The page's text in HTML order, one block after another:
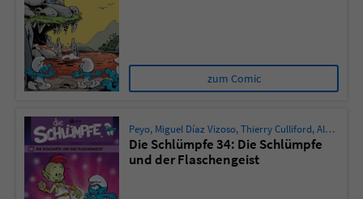
zum Comic
Peyo, Miguel Díaz Vizoso,Thierry Culliford,Alain Jost
Die Schlümpfe 34: Die Schlümpfe
und der Flaschengeist